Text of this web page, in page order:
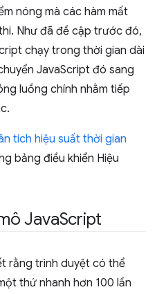
nóng mà các hàm mất
Như đã đề cập trước đó,
chạy trong thời gian dài
JavaScript đó sang
luồng chính nhằm tiếp
tích hiệu suất thời gian
bảng điều khiển Hiệu
JavaScript
rằng trình duyệt có thể
thứ nhanh hơn 100 lần